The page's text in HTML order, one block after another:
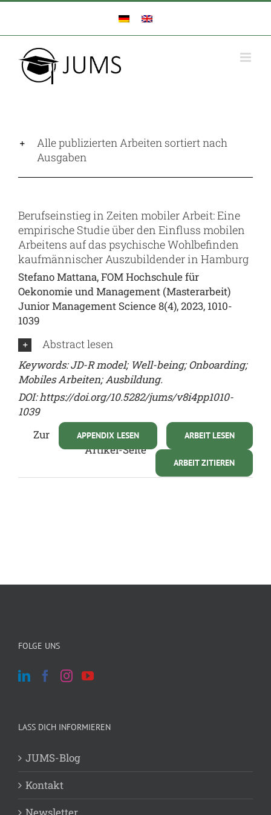
Zum
springen
Alle publizierten Arbeiten sortiert nach
Ausgaben
Berufseinstieg in Zeiten mobiler Arbeit: Eine
empirische Studie über den Einfluss mobilen
Arbeitens auf das psychische Wohlbefinden
kaufmännischer Auszubildender in Hamburg
Stefano Mattana, FOM Hochschule für
Oekonomie und Management (Masterarbeit)
Junior Management Science 8(4), 2023, 1010-
1039
Abstract lesen
Keywords: JD-R model; Well-being; Onboarding;
Mobiles Arbeiten; Ausbildung.
DOI:https://doi.org/10.5282/jums/v8i4pp1010-
1039
ARBEIT LESEN
APPENDIX LESEN
ARBEIT ZITIEREN
Zur
Artikel-Seite
FOLGE UNS
LASS DICH INFORMIEREN
JUMS-Blog
Kontakt